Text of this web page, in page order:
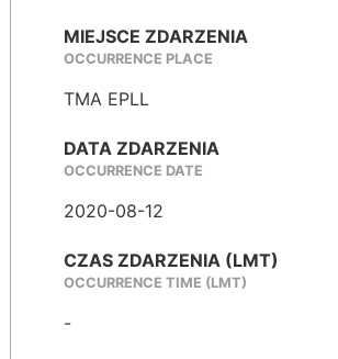
MIEJSCE ZDARZENIA
OCCURRENCE PLACE
TMA EPLL
DATA ZDARZENIA
OCCURRENCE DATE
2020-08-12
CZAS ZDARZENIA (LMT)
OCCURRENCE TIME (LMT)
-